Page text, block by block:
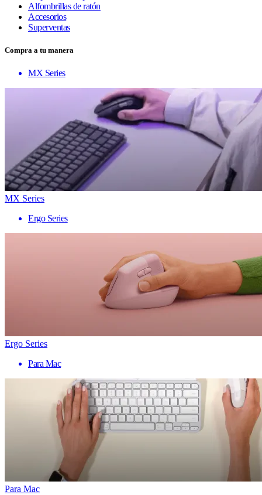
Alfombrillas de ratón
Accesorios
Superventas
Compra a tu manera
MX Series
MX Series
Ergo Series
Ergo Series
Para Mac
Para Mac